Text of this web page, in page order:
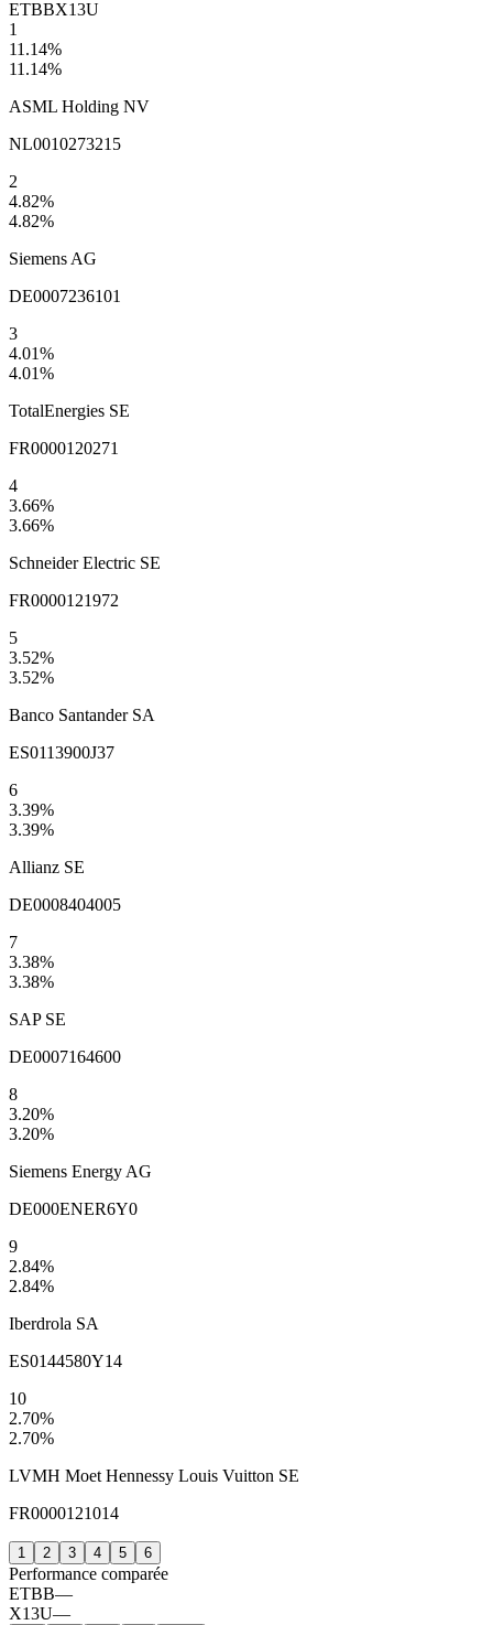
ETBBX13U
1
11.14%
11.14%
ASML Holding NV
NL0010273215
2
4.82%
4.82%
Siemens AG
DE0007236101
3
4.01%
4.01%
TotalEnergies SE
FR0000120271
4
3.66%
3.66%
Schneider Electric SE
FR0000121972
5
3.52%
3.52%
Banco Santander SA
ES0113900J37
6
3.39%
3.39%
Allianz SE
DE0008404005
7
3.38%
3.38%
SAP SE
DE0007164600
8
3.20%
3.20%
Siemens Energy AG
DE000ENER6Y0
9
2.84%
2.84%
Iberdrola SA
ES0144580Y14
10
2.70%
2.70%
LVMH Moet Hennessy Louis Vuitton SE
FR0000121014
1 2 3 4 5 6
Performance comparée
ETBB—
X13U—